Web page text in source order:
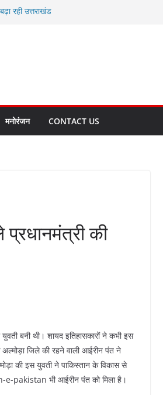
रही उत्तराखंड
नई गति : धामी
मनोरंजन CONTACT US
की
बनी थी। शायद इतिहासकारों ने कभी इस
जिले की रहने वाली आईरीन पंत ने
की इस युवती ने पाकिस्तान के विकास से
e-pakistan भी आईरीन पंत को मिला है।